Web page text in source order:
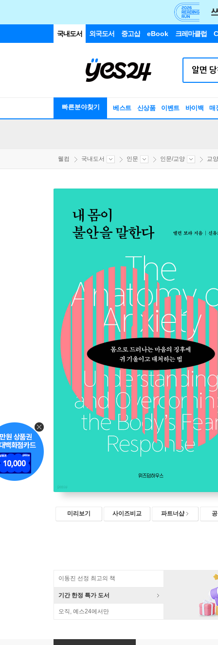
국내도서 외국도서 중고샵 eBook 크레마클럽
빠른분야찾기 베스트 신상품 이벤트 바이백 매
웰컴 국내도서 인문 인문/교양 교
미리보기 사이즈비교 파트너샵
이동진 선정 최고의 책
기간 한정 특가 도서
오직, 예스24에서만